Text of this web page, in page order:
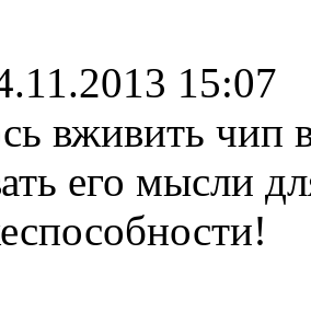
вживить чип
его мысли